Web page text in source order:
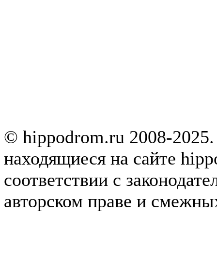
© hippodrom.ru 2008-
находящиеся на сайте
соответствии с
авторском праве и